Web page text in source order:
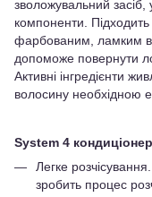
зволожувальний засіб,
компоненти.
фарбованим, ламким
допоможе повернути
Активні інгредієнти
волосину необхідною
System 4
Легке
зробить процес